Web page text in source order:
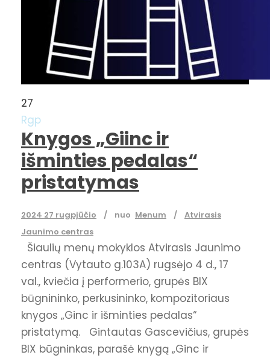
27
Rgp
Knygos „Giinc ir
išminties pedalas“
pristatymas
2024 27 rugpjūčio nuo Menum
Atvirasis
Jaunimo centras
Šiaulių menų mokyklos Atvirasis Jaunimo
centras (Vytauto g.103A) rugsėjo 4 d., 17
val., kviečia į performerio, grupės BIX
būgnininko, perkusininko, kompozitoriaus
knygos „Ginc ir išminties pedalas“
pristatymą. Gintautas Gascevičius, grupės
BIX būgninkas, parašė knygą „Ginc ir